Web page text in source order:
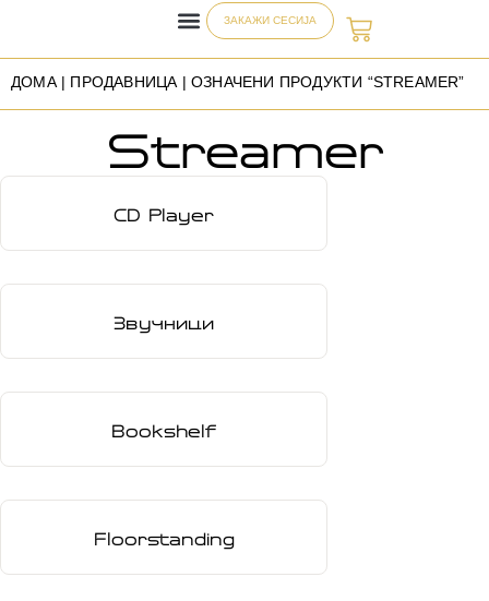
ЗАКАЖИ СЕСИЈА
ДОМА| ПРОДАВНИЦА | ОЗНАЧЕНИ ПРОДУКТИ “STREAMER”
Streamer
CD Player
Звучници
Bookshelf
Floorstanding